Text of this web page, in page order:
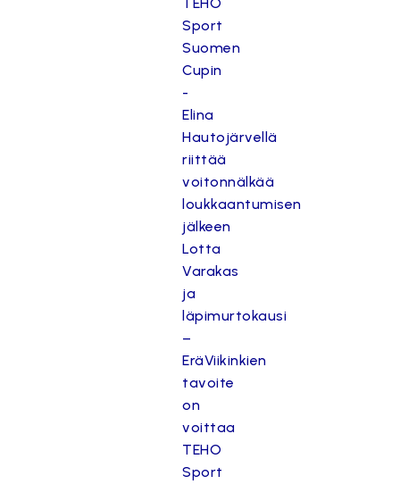
Sport
Suomen
Cupin
-
Elina
Hautojärvellä
riittää
voitonnälkää
loukkaantumisen
jälkeen
Lotta
Varakas
ja
läpimurtokausi
–
EräViikinkien
tavoite
on
voittaa
TEHO
Sport